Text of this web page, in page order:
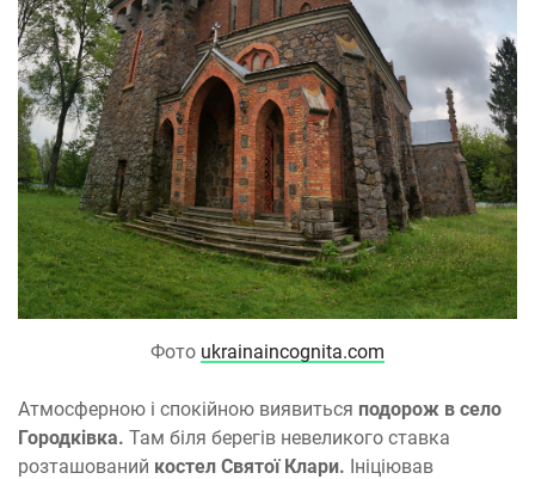
Фото ukrainaincognita.com
Атмосферною і спокійною виявиться подорож в село
Городківка. Там біля берегів невеликого ставка
розташований костел Святої Клари. Ініціював